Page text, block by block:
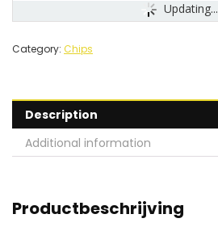
Updating...
Category: Chips
Description
Additional information
Productbeschrijving